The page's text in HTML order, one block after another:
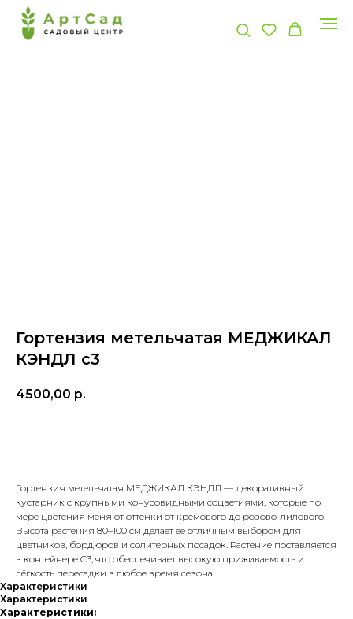
Гортензия метельчатая МЕДЖИКАЛ
КЭНДЛ с3
4500,00 р.
Гортензия метельчатая МЕДЖИКАЛ КЭНДЛ — декоративный
кустарник с крупными конусовидными соцветиями, которые по
мере цветения меняют оттенки от кремового до розово-лилового.
Высота растения 80–100 см делает её отличным выбором для
цветников, бордюров и солитерных посадок. Растение поставляется
в контейнере C3, что обеспечивает высокую приживаемость и
лёгкость пересадки в любое время сезона.
Характеристики
Характеристики
Характеристики: